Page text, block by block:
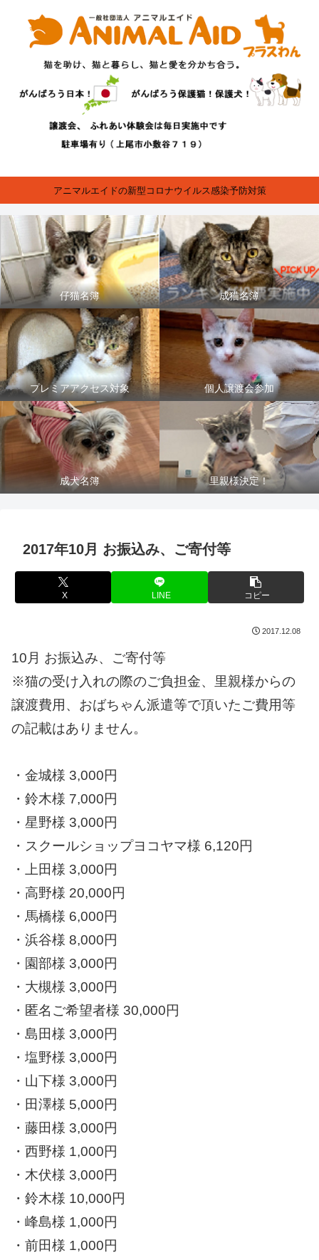
アニマルエイドの新型コロナウイルス感染予防対策
仔猫名簿 成猫名簿
プレミアアクセス対象 個人譲渡会参加
成犬名簿 里親様決定！
2017年10月 お振込み、ご寄付等
X LINE コピー
2017.12.08
10月 お振込み、ご寄付等
※猫の受け入れの際のご負担金、里親様からの
譲渡費用、おばちゃん派遣等で頂いたご費用等
の記載はありません。
・金城様 3,000円
・鈴木様 7,000円
・星野様 3,000円
・スクールショップヨコヤマ様 6,120円
・上田様 3,000円
・高野様 20,000円
・馬橋様 6,000円
・浜谷様 8,000円
・園部様 3,000円
・大槻様 3,000円
・匿名ご希望者様 30,000円
・島田様 3,000円
・塩野様 3,000円
・山下様 3,000円
・田澤様 5,000円
・藤田様 3,000円
・西野様 1,000円
・木伏様 3,000円
・鈴木様 10,000円
・峰島様 1,000円
・前田様 1,000円